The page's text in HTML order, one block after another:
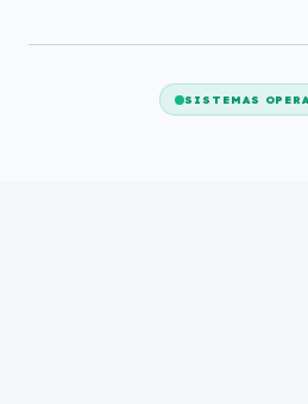
SISTEMAS